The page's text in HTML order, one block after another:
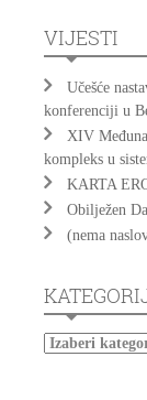
VIJESTI
Učešće
konferenciji u
XIV
kompleks u
KARTA
Obilježen
(nema